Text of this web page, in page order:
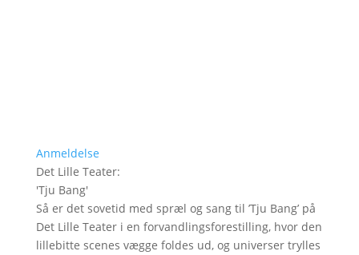
Anmeldelse
Det Lille Teater:
'Tju Bang'
Så er det sovetid med spræl og sang til ’Tju Bang’ på
Det Lille Teater i en forvandlingsforestilling, hvor den
lillebitte scenes vægge foldes ud, og universer trylles